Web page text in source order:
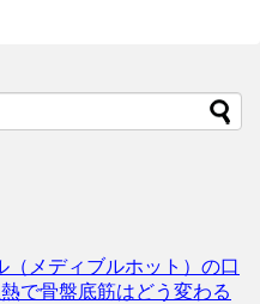
（メディブルホット）の口
で骨盤底筋はどう変わる